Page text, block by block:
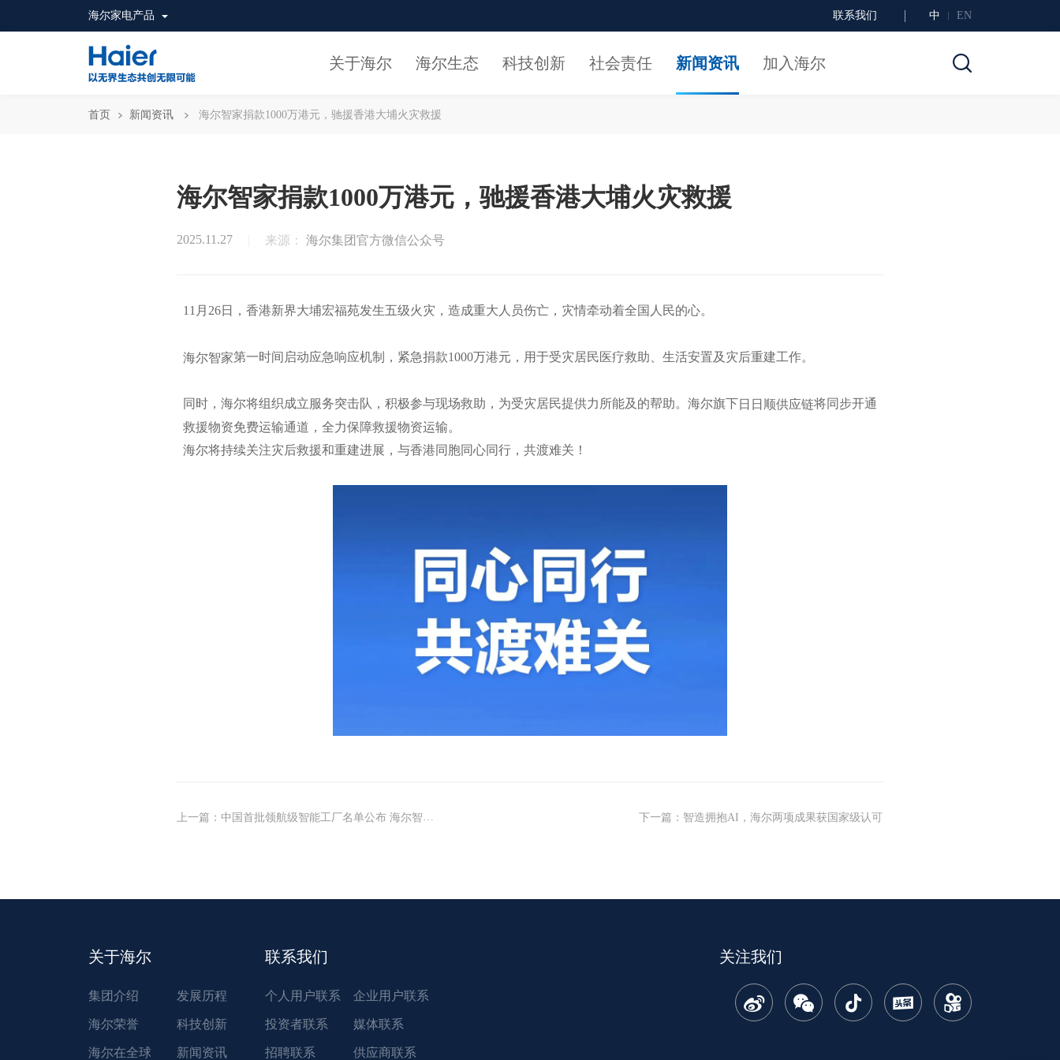
海尔家电产品 联系我们 中 EN
关于海尔 海尔生态 科技创新 社会责任 新闻资讯 加入海尔
首页 新闻资讯 海尔智家捐款1000万港元，驰援香港大埔火灾救援
海尔智家捐款1000万港元，驰援香港大埔火灾救援
2025.11.27 来源： 海尔集团官方微信公众号
11月26日，香港新界大埔宏福苑发生五级火灾，造成重大人员伤亡，灾情牵动着全国人民的心。
海尔智家第一时间启动应急响应机制，紧急捐款1000万港元，用于受灾居民医疗救助、生活安置及灾后重建工作。
同时，海尔将组织成立服务突击队，积极参与现场救助，为受灾居民提供力所能及的帮助。海尔旗下日日顺供应链将同步开通
救援物资免费运输通道，全力保障救援物资运输。
海尔将持续关注灾后救援和重建进展，与香港同胞同心同行，共渡难关！
上一篇 ： 中国首批领航级智能工厂名单公布 海尔智慧楼宇跻身行业首位 下一篇 ： 智造拥抱AI，海尔两项成果获国家级认可
关于海尔
集团介绍 发展历程
海尔荣誉 科技创新
海尔在全球 新闻资讯
联系我们
个人用户联系 企业用户联系
投资者联系 媒体联系
招聘联系 供应商联系
关注我们